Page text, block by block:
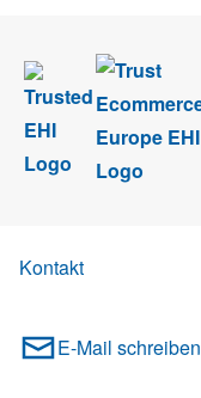
Kontakt
E-Mail schreiben